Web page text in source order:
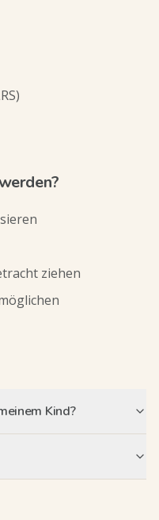
ziehen
Kind?